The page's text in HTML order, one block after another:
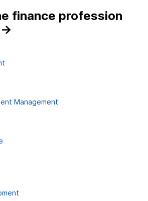
finance profession
→
Management